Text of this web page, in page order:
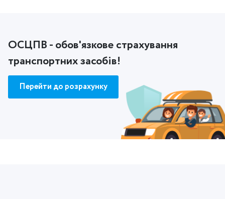
ОСЦПВ - обов'язкове страхування
транспортних засобів!
Перейти до розрахунку